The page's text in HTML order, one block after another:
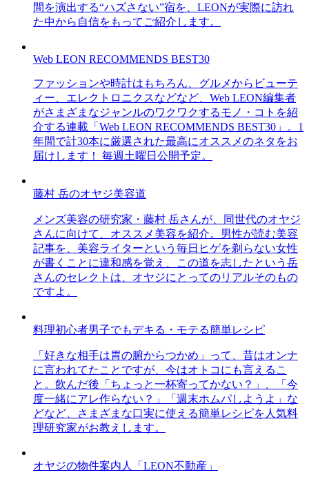
間を演出する“ハズさない”宿を、LEONが実際に訪れ
た中から自信をもってご紹介します。
Web LEON RECOMMENDS BEST30
ファッションや時計はもちろん、グルメからビューテ
ィー、エレクトロニクスなどなど、Web LEON編集者
がさまざまなジャンルのワクワクするモノ・コトを紹
介する連載「Web LEON RECOMMENDS BEST30」。1
年間で計30本に厳選された最高にオススメのネタをお
届けします！ 毎週土曜日公開予定。
藤村 岳のオヤジ美容道
メンズ美容の研究家・藤村 岳さんが、同世代のオヤジ
さんに向けて、オススメ美容を紹介。男性が読む美容
記事を、美容ライターという毎日ヒゲを剃らない女性
が書くことに違和感を覚え、この道を志したという岳
さんのセレクトは、オヤジにとってのリアルそのもの
ですよ。
料理初心者男子でもデキる・モテる簡単レシピ
「好きな相手は胃の腑からつかめ」って、昔はオンナ
に言われてたことですが、今はオトコにも言えるこ
と。飲んだ後「ちょっと一杯寄ってかない？」、「今
度一緒にアレ作らない？」「週末ホムパしようよ」な
どなど、さまざまな口実に使える簡単レシピを人気料
理研究家がお教えします。
オヤジの物件案内人「LEON不動産」